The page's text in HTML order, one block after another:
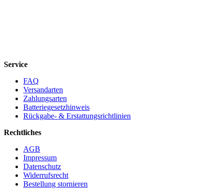
Service
FAQ
Versandarten
Zahlungsarten
Batteriegesetzhinweis
Rückgabe- & Erstattungsrichtlinien
Rechtliches
AGB
Impressum
Datenschutz
Widerrufsrecht
Bestellung stornieren